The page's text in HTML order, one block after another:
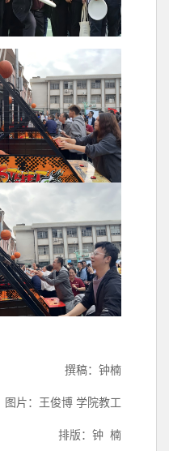
撰稿：钟楠
图片：王俊博 学院教工
排版：钟 楠